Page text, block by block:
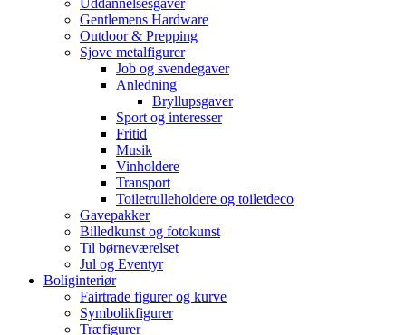
Uddannelsesgaver
Gentlemens Hardware
Outdoor & Prepping
Sjove metalfigurer
Job og svendegaver
Anledning
Bryllupsgaver
Sport og interesser
Fritid
Musik
Vinholdere
Transport
Toiletrulleholdere og toiletdeco
Gavepakker
Billedkunst og fotokunst
Til børneværelset
Jul og Eventyr
Boliginteriør
Fairtrade figurer og kurve
Symbolikfigurer
Træfigurer